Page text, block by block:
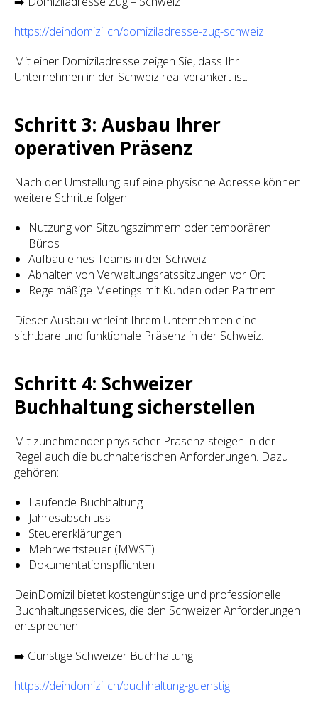
https://deindomizil.ch/domiziladresse-zug-schweiz
Mit einer Domiziladresse zeigen Sie, dass Ihr
Unternehmen in der Schweiz real verankert ist.
Schritt 3: Ausbau Ihrer
operativen Präsenz
Nach der Umstellung auf eine physische Adresse können
weitere Schritte folgen:
Nutzung von Sitzungszimmern oder temporären
Büros
Aufbau eines Teams in der Schweiz
Abhalten von Verwaltungsratssitzungen vor Ort
Regelmäßige Meetings mit Kunden oder Partnern
Dieser Ausbau verleiht Ihrem Unternehmen eine
sichtbare und funktionale Präsenz in der Schweiz.
Schritt 4: Schweizer
Buchhaltung sicherstellen
Mit zunehmender physischer Präsenz steigen in der
Regel auch die buchhalterischen Anforderungen. Dazu
gehören:
Laufende Buchhaltung
Jahresabschluss
Steuererklärungen
Mehrwertsteuer (MWST)
Dokumentationspflichten
DeinDomizil bietet kostengünstige und professionelle
Buchhaltungsservices, die den Schweizer Anforderungen
entsprechen:
➡️ Günstige Schweizer Buchhaltung
https://deindomizil.ch/buchhaltung-guenstig